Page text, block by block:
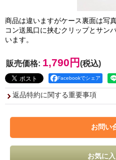
商品は違いますがケース裏面は写
コン送風口に挟むクリップとサン
います。
販売価格: 1,790円 (税込)
Facebookでシェア
返品特約に関する重要事項